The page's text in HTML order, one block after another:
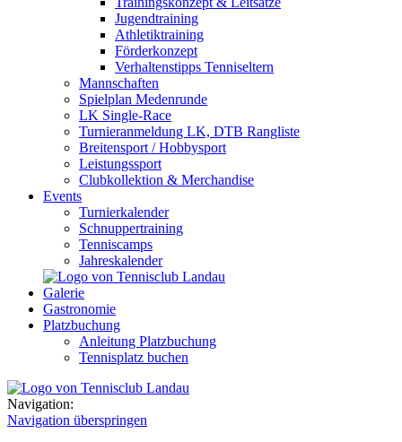
Jugendtraining
Athletiktraining
Förderkonzept
Verhaltenstipps Tenniseltern
Mannschaften
Spielplan Medenrunde
LK Single-Race
Turnieranmeldung LK, DTB Rangliste
Breitensport / Hobbysport
Leistungssport
Clubkollektion & Merchandise
Events
Turnierkalender
Schnuppertraining
Tenniscamps
Jahreskalender
Galerie
Gastronomie
Platzbuchung
Anleitung Platzbuchung
Tennisplatz buchen
Navigation:
Navigation überspringen